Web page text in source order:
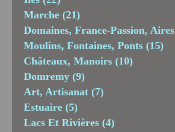
Marche (21)
Domaines, France-Passion, Aires
Moulins, Fontaines, Ponts (15)
Châteaux, Manoirs (10)
Domremy (9)
Art, Artisanat (7)
Estuaire (5)
Lacs Et Rivières (4)